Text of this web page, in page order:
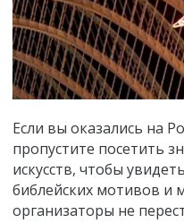
Если вы оказались на
пропустите посетить
искусств, чтобы
библейских мотивов и
организаторы не